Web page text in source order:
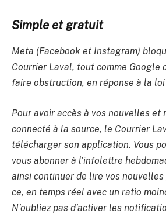
Simple et gratuit
Meta (Facebook et Instagram)
Courrier Laval, tout comme Google
faire obstruction, en réponse à la loi
Pour avoir accès à vos nouvelles et
connecté à la source, le Courrier
télécharger son application. Vous
vous abonner à l’infolettre
ainsi continuer de lire vos
ce, en temps réel avec un ratio
N’oubliez pas d’activer les